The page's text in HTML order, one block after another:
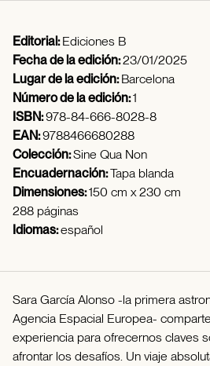
Editorial:Ediciones B
Fecha de la edición:23/01/2025
Lugar de la edición:Barcelona
Número de la edición:1
ISBN:978-84-666-8028-8
EAN:9788466680288
Colección:Sine Qua Non
Encuadernación:Tapa blanda
Dimensiones:150 cm x 230 cm
288 páginas
Idiomas:español
Sara García Alonso -la primera
Agencia Espacial Europea-
experiencia para ofrecernos claves
afrontar los desafíos. Un viaje